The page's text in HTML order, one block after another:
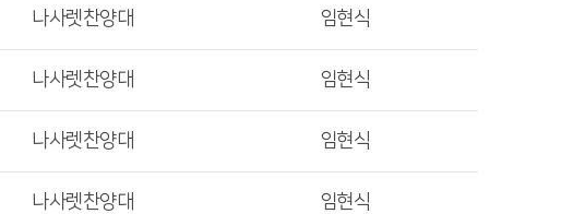
나사렛찬양대 임현식
나사렛찬양대 임현식
나사렛찬양대 임현식
나사렛찬양대 임현식